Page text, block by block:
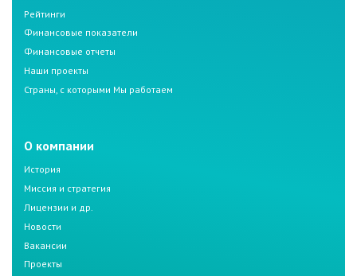
Рейтинги
Финансовые показатели
Финансовые отчеты
Наши проекты
Страны, с которыми Мы работаем
О компании
История
Миссия и стратегия
Лицензии и др.
Новости
Вакансии
Проекты